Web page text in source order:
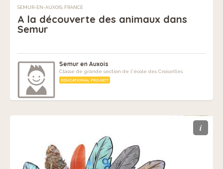
SEMUR-EN-AUXOIS, FRANCE
A la découverte des animaux dans
Semur
Semur en Auxois
Classe de grande section de l'école des Croisettes
EDUCATIONAL PROJECT
i